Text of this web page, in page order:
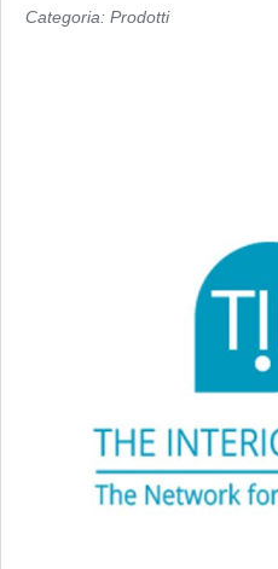
Categoria: Prodotti